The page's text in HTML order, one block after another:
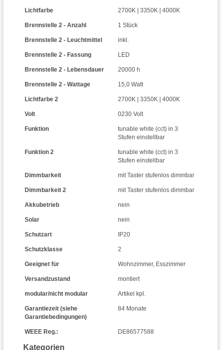
Kategorien
Lichtfarbe 2700K | 3350K | 4000K
Brennstelle 2 - Anzahl 1 Stück
Brennstelle 2 - Leuchtmittel inkl.
Brennstelle 2 - Fassung LED
Brennstelle 2 - Lebensdauer 20000 h
Brennstelle 2 - Wattage 15,0 Watt
Lichtfarbe 2 2700K | 3350K | 4000K
Volt 0230 Volt
Funktion
tunable white (cct) in 3
Stufen einstellbar
Funktion 2
tunable white (cct) in 3
Stufen einstellbar
Dimmbarkeit mit Taster stufenlos dimmbar
Dimmbarkeit 2 mit Taster stufenlos dimmbar
Akkubetrieb nein
Solar nein
Schutzart IP20
Schutzklasse 2
Geeignet für Wohnzimmer, Esszimmer
Versandzustand montiert
modular/nicht modular Artikel kpl.
Garantiezeit (siehe
Garantiebedingungen)
84 Monate
WEEE Reg.: DE86577588